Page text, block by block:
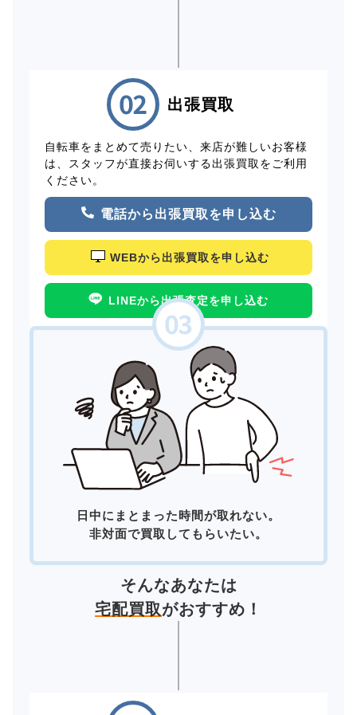
出張買取
自転車をまとめて売りたい、来店が難しいお客様
は、スタッフが直接お伺いする出張買取をご利用
ください。
電話から出張買取を申し込む
WEBから出張買取を申し込む
LINEから出張査定を申し込む
日中にまとまった時間が取れない。
非対面で買取してもらいたい。
そんなあなたは
宅配買取がおすすめ！